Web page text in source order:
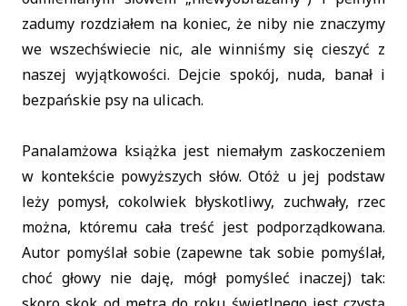
zadumy rozdziałem na koniec, że niby nie znaczymy
we wszechświecie nic, ale winniśmy się cieszyć z
naszej wyjątkowości. Dejcie spokój, nuda, banał i
bezpańskie psy na ulicach.
Panalamżowa książka jest niemałym zaskoczeniem
w kontekście powyższych słów. Otóż u jej podstaw
leży pomysł, cokolwiek błyskotliwy, zuchwały, rzec
można, któremu cała treść jest podporządkowana.
Autor pomyślał sobie (zapewne tak sobie pomyślał,
choć głowy nie daję, mógł pomyśleć inaczej) tak: